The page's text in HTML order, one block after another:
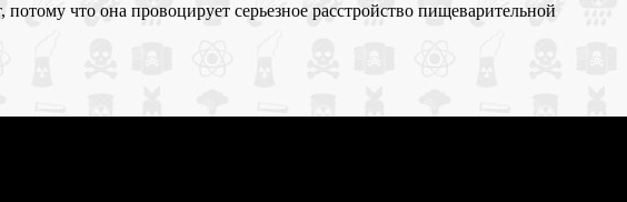
что она провоцирует серьезное расстройство пищеварительной